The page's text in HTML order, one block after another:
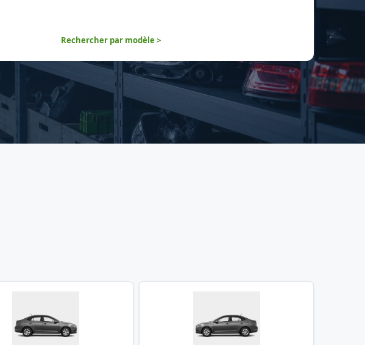
Rechercher par modèle >